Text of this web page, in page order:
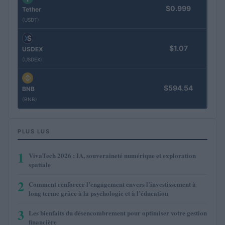
Tether
(USDT)
$0.999
USDEX
(USDEX)
$1.07
BNB
(BNB)
$594.54
PLUS LUS
1
VivaTech 2026 : IA, souveraineté numérique et exploration
spatiale
2 Comment renforcer l’engagement envers l’investissement à
long terme grâce à la psychologie et à l’éducation
3 Les bienfaits du désencombrement pour optimiser votre gestion
financière